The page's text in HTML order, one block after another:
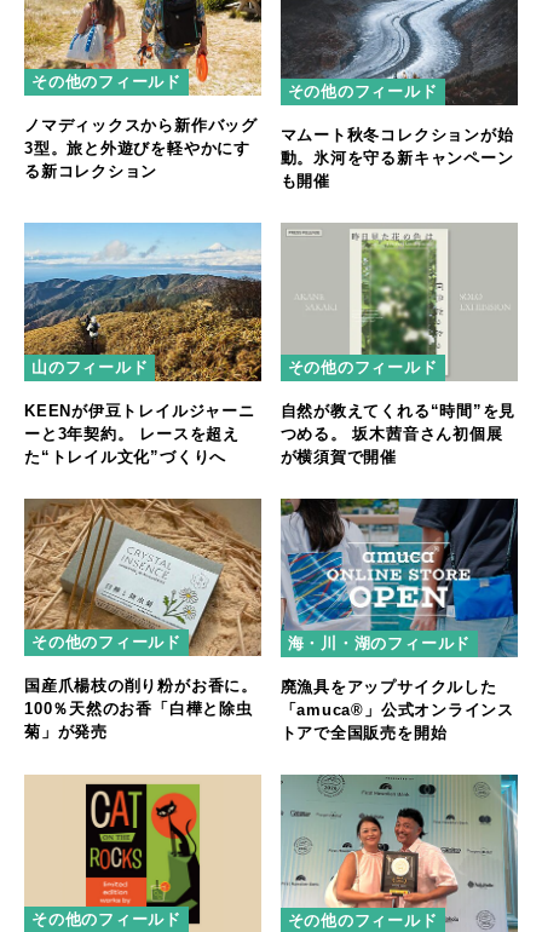
その他のフィールド
ノマディックスから新作バッグ
3型。旅と外遊びを軽やかにす
る新コレクション
その他のフィールド
マムート秋冬コレクションが始
動。氷河を守る新キャンペーン
も開催
山のフィールド
KEENが伊豆トレイルジャーニ
ーと3年契約。 レースを超え
た“トレイル文化”づくりへ
その他のフィールド
自然が教えてくれる“時間”を見
つめる。 坂木茜音さん初個展
が横須賀で開催
その他のフィールド
国産爪楊枝の削り粉がお香に。
100％天然のお香「白樺と除虫
菊」が発売
海・川・湖のフィールド
廃漁具をアップサイクルした
「amuca®」公式オンラインス
トアで全国販売を開始
その他のフィールド その他のフィールド